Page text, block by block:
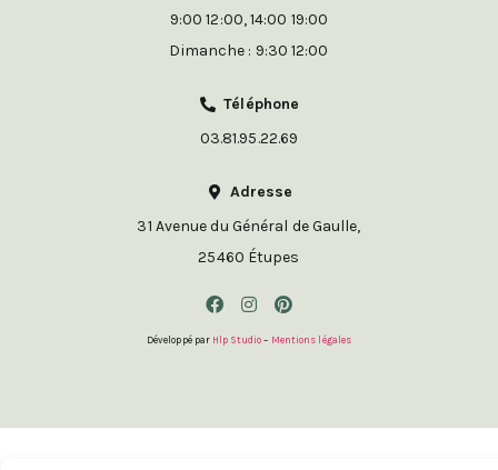
9:00 12:00, 14:00 19:00
Dimanche : 9:30 12:00
Téléphone
03.81.95.22.69
Adresse
31 Avenue du Général de Gaulle,
25460 Étupes
Développé par Hlp Studio – Mentions légales